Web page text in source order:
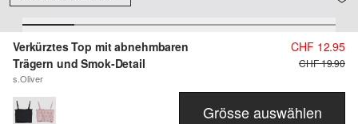
Verkürztes Top mit abnehmbaren
Trägern und Smok-Detail
s.Oliver
CHF 12.95
CHF 19.90
Grösse auswählen